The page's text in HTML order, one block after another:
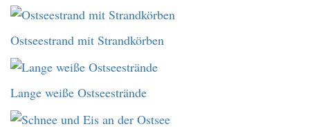
Ostseestrand mit Strandkörben
Lange weiße Ostseestrände